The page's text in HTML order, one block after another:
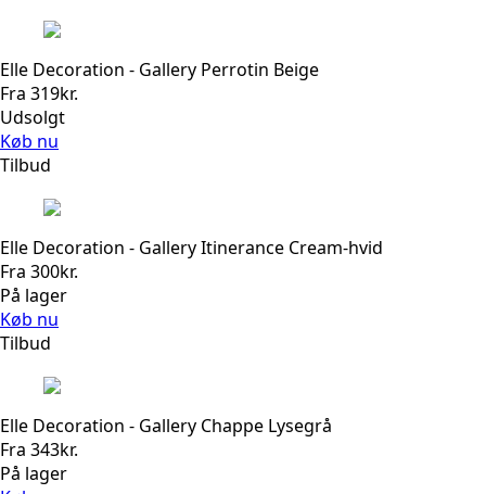
Elle Decoration - Gallery Perrotin Beige
Fra 319kr.
Udsolgt
Køb nu
Tilbud
Elle Decoration - Gallery Itinerance Cream-hvid
Fra 300kr.
På lager
Køb nu
Tilbud
Elle Decoration - Gallery Chappe Lysegrå
Fra 343kr.
På lager